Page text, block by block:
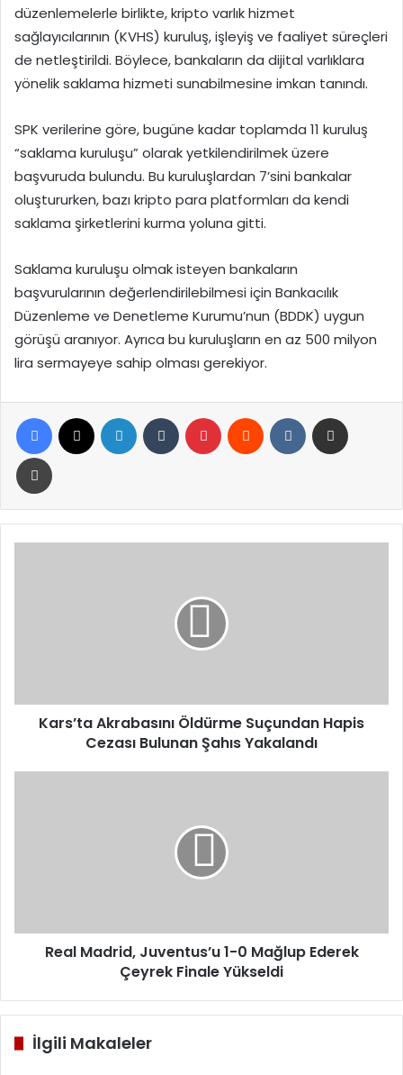
düzenlemelerle birlikte, kripto varlık hizmet
sağlayıcılarının (KVHS) kuruluş, işleyiş ve faaliyet süreçleri
de netleştirildi. Böylece, bankaların da dijital varlıklara
yönelik saklama hizmeti sunabilmesine imkan tanındı.
SPK verilerine göre, bugüne kadar toplamda 11 kuruluş
“saklama kuruluşu” olarak yetkilendirilmek üzere
başvuruda bulundu. Bu kuruluşlardan 7’sini bankalar
oluştururken, bazı kripto para platformları da kendi
saklama şirketlerini kurma yoluna gitti.
Saklama kuruluşu olmak isteyen bankaların
başvurularının değerlendirilebilmesi için Bankacılık
Düzenleme ve Denetleme Kurumu’nun (BDDK) uygun
görüşü aranıyor. Ayrıca bu kuruluşların en az 500 milyon
lira sermayeye sahip olması gerekiyor.
Facebook LinkedIn Tumblr Pinterest Reddit VKontakte
Yazdır
Yakalandı
Kars’ta Akrabasını Öldürme Suçundan Hapis
Cezası Bulunan Şahıs Yakalandı
Finale
YükseldiReal Madrid, Juventus’u 1-0 Mağlup Ederek
Çeyrek Finale Yükseldi
İlgili Makaleler